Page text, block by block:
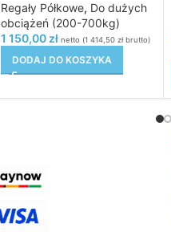
Regały Półkowe, Do dużych
obciążeń (200-700kg)
1 150,00 zł netto (1 414,50zł brutto)
DODAJ DO KOSZYKA